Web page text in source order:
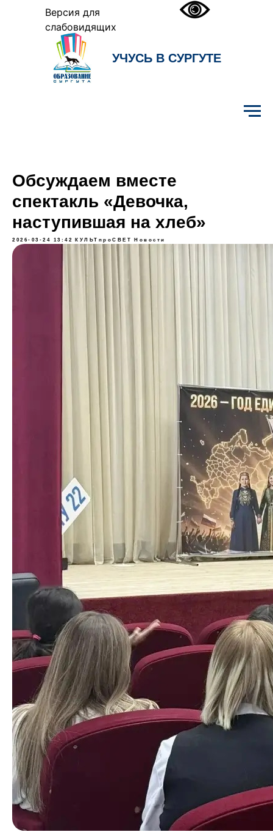
Версия для
слабовидящих
УЧУСЬ В СУРГУТЕ
Обсуждаем вместе
спектакль «Девочка,
наступившая на хлеб»
2026-03-24 13:42 КУЛЬТпроСВЕТ Новости